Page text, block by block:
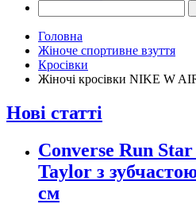
Головна
Жіноче спортивне взуття
Кросівки
Жіночі кросівки NIKE W
Нові статті
Converse Run
Taylor з
см